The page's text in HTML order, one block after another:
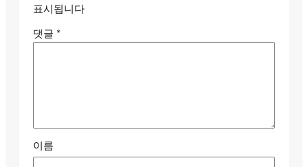
표시됩니다
댓글 *
이름